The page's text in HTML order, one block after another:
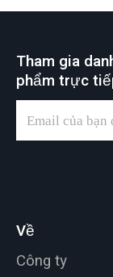
Tham gia
phẩm trực
Về
Công ty